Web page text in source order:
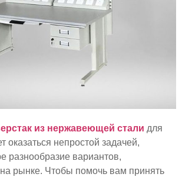
из нержавеющей стали для
оказаться непростой задачей,
разнообразие вариантов,
рынке. Чтобы помочь вам принять